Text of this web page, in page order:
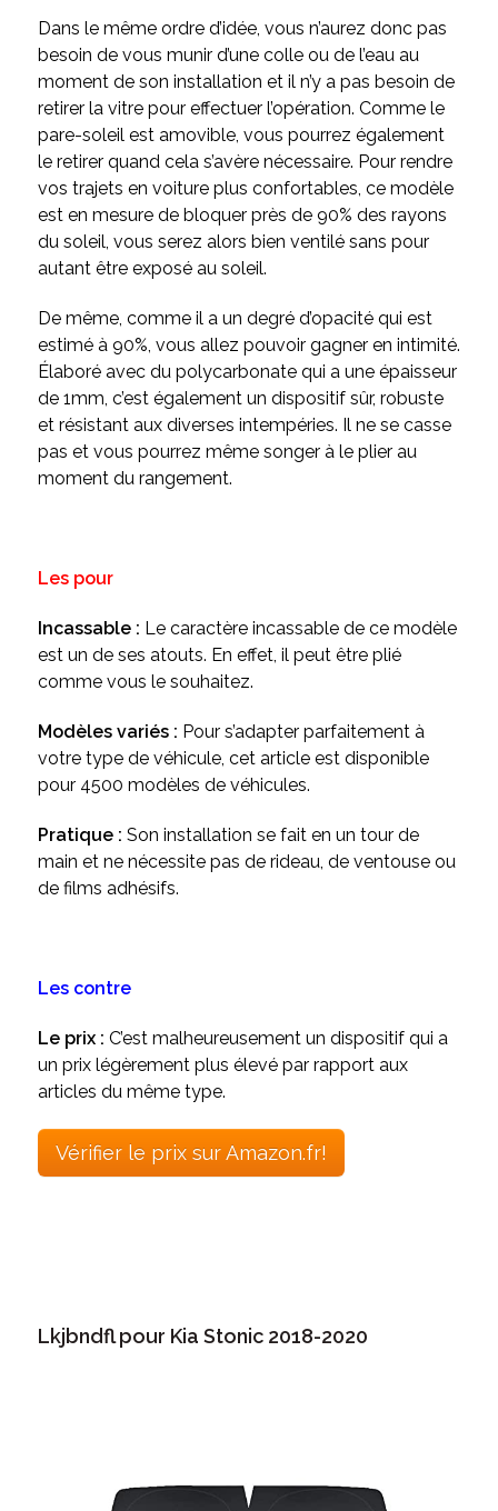
Dans le même ordre d’idée, vous n’aurez donc pas
besoin de vous munir d’une colle ou de l’eau au
moment de son installation et il n’y a pas besoin de
retirer la vitre pour effectuer l’opération. Comme le
pare-soleil est amovible, vous pourrez également
le retirer quand cela s’avère nécessaire. Pour rendre
vos trajets en voiture plus confortables, ce modèle
est en mesure de bloquer près de 90% des rayons
du soleil, vous serez alors bien ventilé sans pour
autant être exposé au soleil.
De même, comme il a un degré d’opacité qui est
estimé à 90%, vous allez pouvoir gagner en intimité.
Élaboré avec du polycarbonate qui a une épaisseur
de 1mm, c’est également un dispositif sûr, robuste
et résistant aux diverses intempéries. Il ne se casse
pas et vous pourrez même songer à le plier au
moment du rangement.
Les pour
Incassable : Le caractère incassable de ce modèle
est un de ses atouts. En effet, il peut être plié
comme vous le souhaitez.
Modèles variés : Pour s’adapter parfaitement à
votre type de véhicule, cet article est disponible
pour 4500 modèles de véhicules.
Pratique : Son installation se fait en un tour de
main et ne nécessite pas de rideau, de ventouse ou
de films adhésifs.
Les contre
Le prix : C’est malheureusement un dispositif qui a
un prix légèrement plus élevé par rapport aux
articles du même type.
Vérifier le prix sur Amazon.fr!
Lkjbndfl pour Kia Stonic 2018-2020